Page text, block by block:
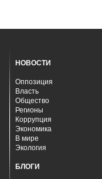
НОВОСТИ
Оппозиция
Власть
Общество
Регионы
Коррупция
Экономика
В мире
Экология
БЛОГИ